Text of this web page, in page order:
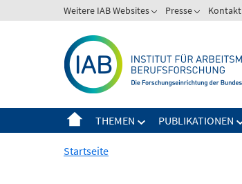
zum
Weitere IAB Websites Presse Kontakt
THEMEN PUBLIKATIONEN
Startseite